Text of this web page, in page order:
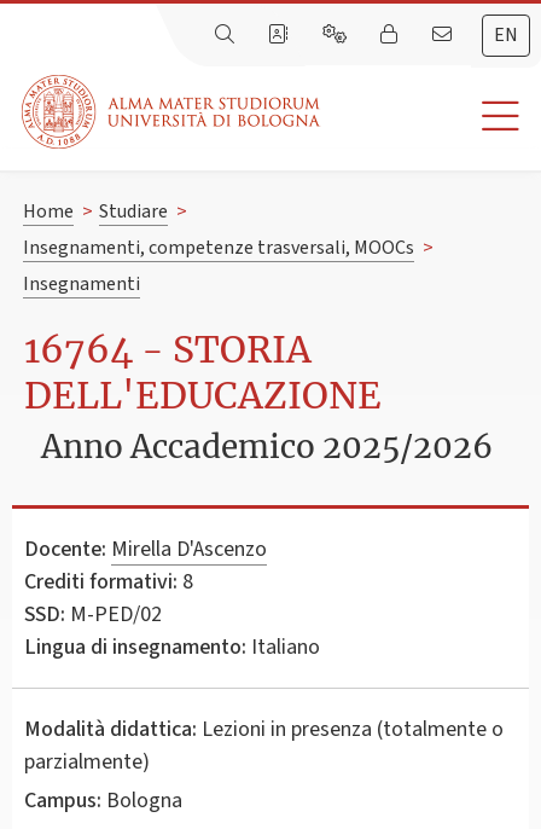
EN
Home > Studiare >
Insegnamenti, competenze trasversali, MOOCs >
Insegnamenti
16764 - STORIA
DELL'EDUCAZIONE
Anno Accademico 2025/2026
Docente: Mirella D'Ascenzo
Crediti formativi: 8
SSD: M-PED/02
Lingua di insegnamento: Italiano
Modalità didattica: Lezioni in presenza (totalmente o
parzialmente)
Campus: Bologna